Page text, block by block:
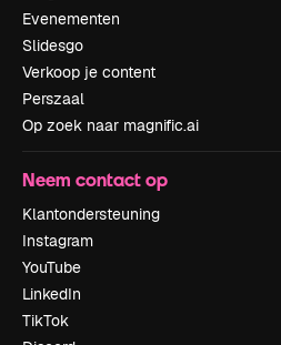
Evenementen
Slidesgo
Verkoop je content
Perszaal
Op zoek naar magnific.ai
Neem contact op
Klantondersteuning
Instagram
YouTube
LinkedIn
TikTok